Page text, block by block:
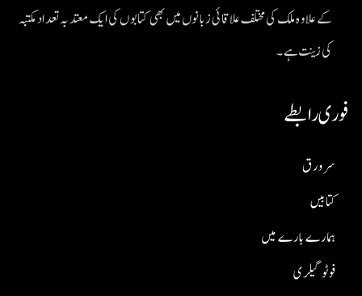
کے علاوہ ملک کی مختلف علاقائی زبانوں میں بھی کتابوں کی ایک معتد بہ تعداد مکتبہ
کی زینت ہے۔
فوری رابطے
فوٹو گیلری
ہمارے بارے میں
کتابیں
سر ورق